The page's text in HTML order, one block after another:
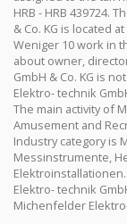
HRB - HRB 439724.
& Co. KG is located
Weniger 10 work in
about owner,
GmbH & Co. KG is
Elektro- technik
The main activity of
Amusement and
Industry category is
Messinstrumente,
Elektro- technik
Michenfelder